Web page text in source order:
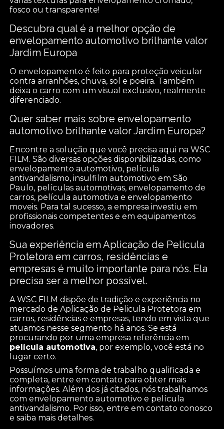
fosco ou transparente!
Descubra qual é a melhor opção de
envelopamento automotivo brilhante valor
Jardim Europa
O envelopamento é feito para proteção veicular
contra arranhões, chuva, sol e poeira. Também
deixa o carro com um visual exclusivo, realmente
diferenciado.
Quer saber mais sobre envelopamento
automotivo brilhante valor Jardim Europa?
Encontre a solução que você precisa aqui na WSC
FILM. São diversas opções disponibilizadas, como
envelopamento automotivo, película
antivandalismo, insulfilm automotivo em São
Paulo, películas automotivas, envelopamento de
carros, película automotiva e envelopamento
moveis. Para tal sucesso, a empresa investiu em
profissionais competentes e em equipamentos
inovadores.
Sua experiência em Aplicação de Pelicula
Protetora em carros, residências e
empresas é muito importante para nós. Ela
precisa ser a melhor possível.
A WSC FILM dispõe de tradição e experiência no
mercado de Aplicação de Pelicula Protetora em
carros, residências e empresas, tendo em vista que
atuamos nesse segmento há anos. Se está
procurando por uma empresa referência em
película automotiva, por exemplo, você está no
lugar certo.
Possuímos uma forma de trabalho qualificada e
completa, entre em contato para obter mais
informações. Além dos já citados, nós trabalhamos
com envelopamento automotivo e película
antivandalismo. Por isso, entre em contato conosco
e saiba mais detalhes.